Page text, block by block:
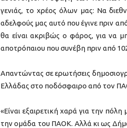
γενιάς, το χρέος όλων μας: Να
αδελφούς μας αυτό που έγινε πριν
θα είναι ακριβώς ο φάρος, για να
αποτρόπαιου που συνέβη πριν από
Απαντώντας σε ερωτήσεις
Ελλάδας στο ποδόσφαιρο από τον
«Είναι εξαιρετική χαρά για την
την ομάδα του ΠΑΟΚ. Αλλά κι ως